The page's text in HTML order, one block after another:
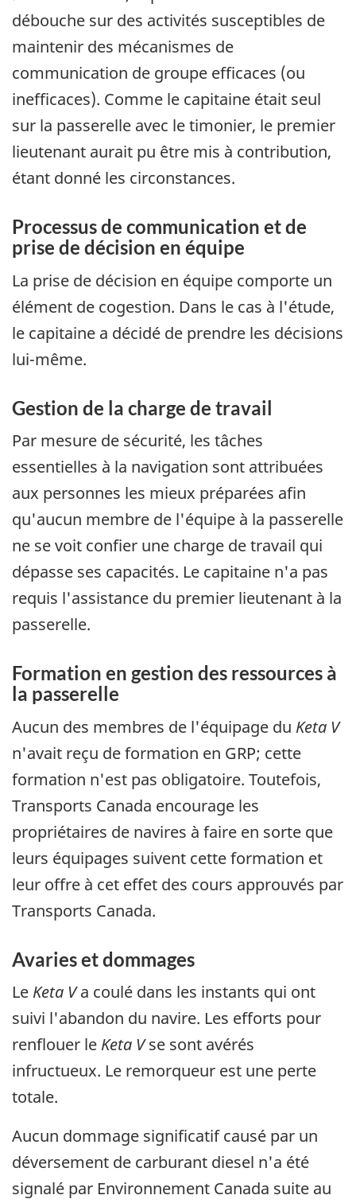
débouche sur des activités susceptibles de
maintenir des mécanismes de
communication de groupe efficaces (ou
inefficaces). Comme le capitaine était seul
sur la passerelle avec le timonier, le premier
lieutenant aurait pu être mis à contribution,
étant donné les circonstances.
Processus de communication et de
prise de décision en équipe
La prise de décision en équipe comporte un
élément de cogestion. Dans le cas à l'étude,
le capitaine a décidé de prendre les décisions
lui-même.
Gestion de la charge de travail
Par mesure de sécurité, les tâches
essentielles à la navigation sont attribuées
aux personnes les mieux préparées afin
qu'aucun membre de l'équipe à la passerelle
ne se voit confier une charge de travail qui
dépasse ses capacités. Le capitaine n'a pas
requis l'assistance du premier lieutenant à la
passerelle.
Formation en gestion des ressources à
la passerelle
Aucun des membres de l'équipage du Keta V
n'avait reçu de formation en GRP; cette
formation n'est pas obligatoire. Toutefois,
Transports Canada encourage les
propriétaires de navires à faire en sorte que
leurs équipages suivent cette formation et
leur offre à cet effet des cours approuvés par
Transports Canada.
Avaries et dommages
Le Keta Va coulé dans les instants qui ont
suivi l'abandon du navire. Les efforts pour
renflouer le Keta Vse sont avérés
infructueux. Le remorqueur est une perte
totale.
Aucun dommage significatif causé par un
déversement de carburant diesel n'a été
signalé par Environnement Canada suite au